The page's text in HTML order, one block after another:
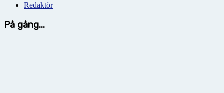
Redaktör
På gång...